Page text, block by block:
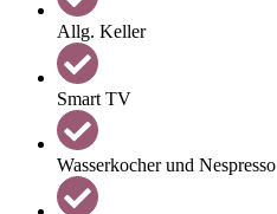
Allg. Keller
Smart TV
Wasserkocher und Nespresso